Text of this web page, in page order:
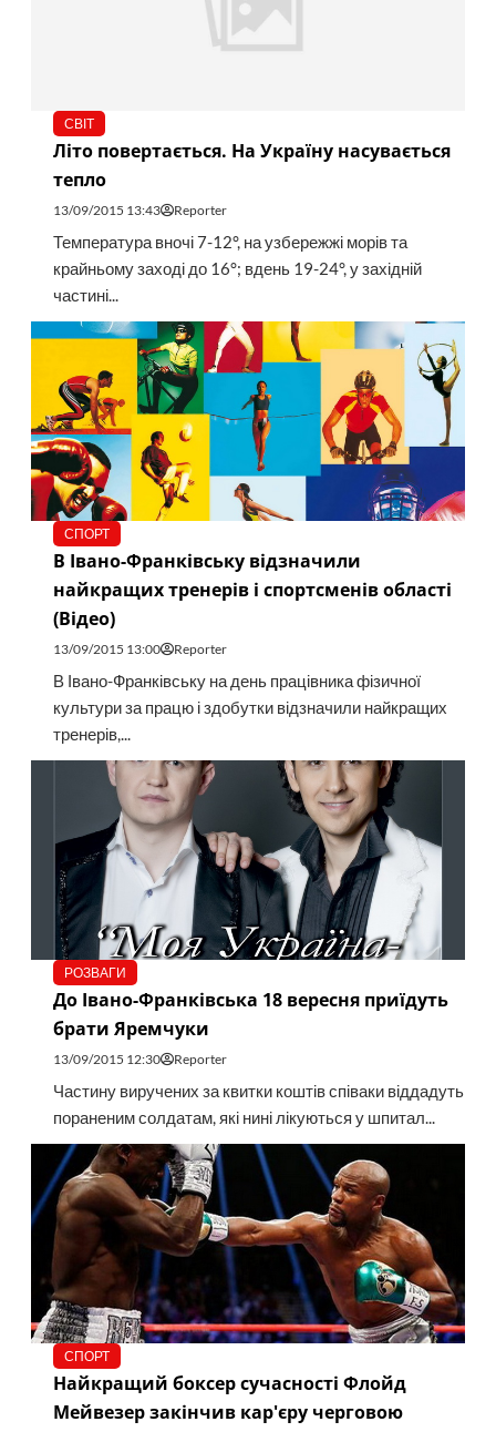
СВІТ
Літо повертається. На Україну насувається
тепло
13/09/2015 13:43 Reporter
Температура вночі 7-12°, на узбережжі морів та
крайньому заході до 16°; вдень 19-24°, у західній
частині...
СПОРТ
В Івано-Франківську відзначили
найкращих тренерів і спортсменів області
(Відео)
13/09/2015 13:00 Reporter
В Івано-Франківську на день працівника фізичної
культури за працю і здобутки відзначили найкращих
тренерів,...
РОЗВАГИ
До Івано-Франківська 18 вересня приїдуть
брати Яремчуки
13/09/2015 12:30 Reporter
Частину виручених за квитки коштів співаки віддадуть
пораненим солдатам, які нині лікуються у шпитал...
СПОРТ
Найкращий боксер сучасності Флойд
Мейвезер закінчив кар'єру черговою